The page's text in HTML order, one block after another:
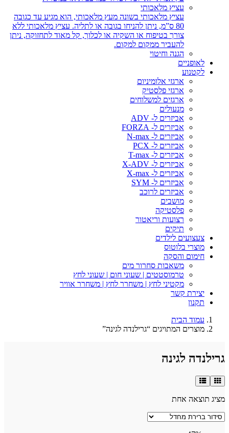
עציץ מלאכותי
עציץ מלאכותי בשונה מעץ מלאכותי, הוא מגיע עד כגובה
80 ס”מ, ניתן להניחו בגובה או לתליה. עציץ מלאכותי ללא
צורך בטיפוח או השקיה או לכלוך, קל מאוד לתחזוקה, ניתן
להעביר ממקום למקום.
הגנה וחיטוי
לאופניים
לקטנוע
ארגזי אלומיניום
ארגזי פלסטיק
ארגזים למשלוחים
מנעולים
אביזרים ל- ADV
אביזרים ל- FORZA
אביזרים ל- N-max
אביזרים ל- PCX
אביזרים ל- T-max
אביזרים ל- X-ADV
אביזרים ל- X-max
אביזרים ל- SYM
אביזרים לרוכב
מושבים
פלסטיקה
רצועות וריאטור
תיקים
צעצועים לילדים
מוצרי בלוטוס
חימום והסקה
משאבות סחרור מים
טרמוסטטים | שעוני חום | שעוני לחץ
מקטיני לחץ | משחרר לחץ | משחרר אוויר
יצירת קשר
תקנון
עמוד הבית
מוצרים המתויגים “גרילנדה לגינה”
גרילנדה לגינה
מציג תוצאה אחת